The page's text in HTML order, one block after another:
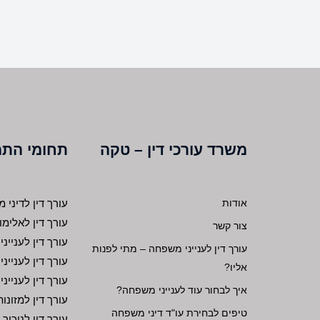
משרד עורכי דין – טקה
אודות
צור קשר
עורך דין לענייני משפחה – מתי לפנות
אליו?
איך לבחור עוד לענייני משפחה?
טיפים לבחירת עו"ד דיני משפחה
תחומי
עורך דין
עורך דין
עורך דין
עורך דין
עורך דין
עורך דין